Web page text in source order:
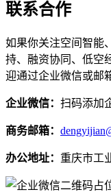
联系合作
如果你关注空间智能
持、融资协同、低空
迎通过企业微信或邮
企业微信： 扫码添加
商务邮箱：
办公地址： 重庆市工